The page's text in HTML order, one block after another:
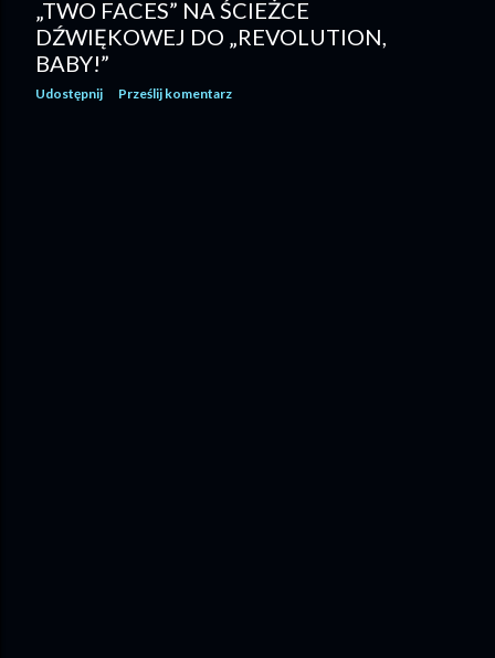
„TWO FACES” NA ŚCIEŻCE
DŹWIĘKOWEJ DO „REVOLUTION,
BABY!”
Udostępnij Prześlij komentarz